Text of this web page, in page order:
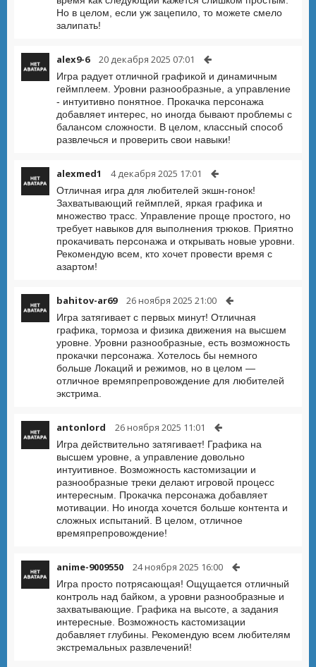
Но в целом, если уж зацепило, то можете смело
залипать!
alex9-6 20 декабря 2025 07:01
Игра радует отличной графикой и динамичным
геймплеем. Уровни разнообразные, а управление
- интуитивно понятное. Прокачка персонажа
добавляет интерес, но иногда бывают проблемы с
балансом сложности. В целом, классный способ
развлечься и проверить свои навыки!
alexmed1 4 декабря 2025 17:01
Отличная игра для любителей экшн-гонок!
Захватывающий геймплей, яркая графика и
множество трасс. Управление проще простого, но
требует навыков для выполнения трюков. Приятно
прокачивать персонажа и открывать новые уровни.
Рекомендую всем, кто хочет провести время с
азартом!
bahitov-ar69 26 ноября 2025 21:00
Игра затягивает с первых минут! Отличная
графика, тормоза и физика движения на высшем
уровне. Уровни разнообразные, есть возможность
прокачки персонажа. Хотелось бы немного
больше Локаций и режимов, но в целом —
отличное времяпрепровождение для любителей
экстрима.
antonlord 26 ноября 2025 11:01
Игра действительно затягивает! Графика на
высшем уровне, а управление довольно
интуитивное. Возможность кастомизации и
разнообразные треки делают игровой процесс
интересным. Прокачка персонажа добавляет
мотивации. Но иногда хочется больше контента и
сложных испытаний. В целом, отличное
времяпрепровождение!
anime-9009550 24 ноября 2025 16:00
Игра просто потрясающая! Ощущается отличный
контроль над байком, а уровни разнообразные и
захватывающие. Графика на высоте, а задания
интересные. Возможность кастомизации
добавляет глубины. Рекомендую всем любителям
экстремальных развлечений!